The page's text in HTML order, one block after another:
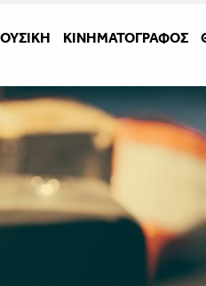
ΚΙΝΗΜΑΤΟΓΡΆΦΟΣ